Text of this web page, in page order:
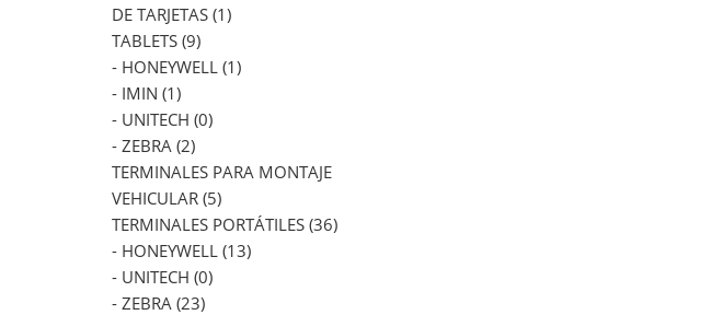
DE TARJETAS (1)
TABLETS (9)
- HONEYWELL (1)
- IMIN (1)
- UNITECH (0)
- ZEBRA (2)
TERMINALES PARA MONTAJE
VEHICULAR (5)
TERMINALES PORTÁTILES (36)
- HONEYWELL (13)
- UNITECH (0)
- ZEBRA (23)